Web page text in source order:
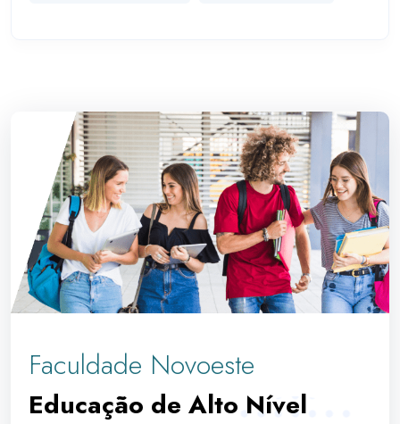
Faculdade Novoeste
Educação de Alto Nível